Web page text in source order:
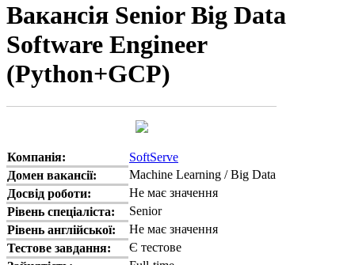
Вакансія Senior Big Data
Software Engineer
(Python+GCP)
Компанія:
SoftServe
Домен вакансії:
Machine Learning / Big Data
Досвід роботи:
Не має значення
Рівень спеціаліста:
Senior
Рівень англійської:
Не має значення
Тестове завдання:
Є тестове